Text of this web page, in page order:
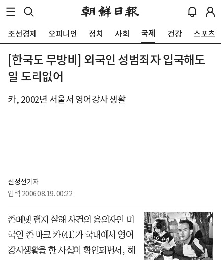
조선경제 오피니언 정치 사회 국제 건강 스포츠
[한국도 무방비] 외국인 성범죄자 입국해도
알 도리없어
카, 2002년 서울서 영어강사 생활
신정선기자
입력 2006.08.19. 00:22
존베넷 램지 살해 사건의 용의자인 미
국인 존 마크 카(41)가 국내에서 영어
강사생활을 한 사실이 확인되면서, 해